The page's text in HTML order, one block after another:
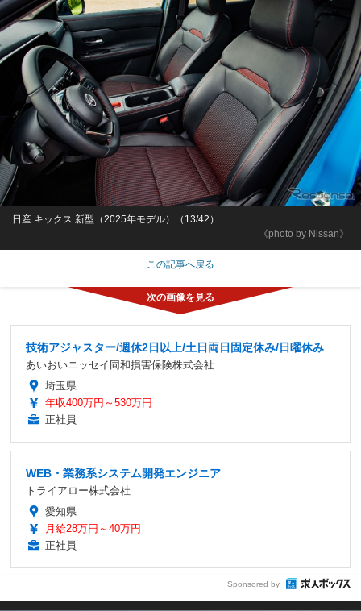
《photo by Nissan》
日産 キックス 新型（2025年モデル）（13/42）
この記事へ戻る
技術アジャスター/週休2日以上/土日両日固定休み/日曜休み
あいおいニッセイ同和損害保険株式会社
埼玉県
年収400万円～530万円
正社員
WEB・業務系システム開発エンジニア
トライアロー株式会社
愛知県
月給28万円～40万円
正社員
Sponsored by